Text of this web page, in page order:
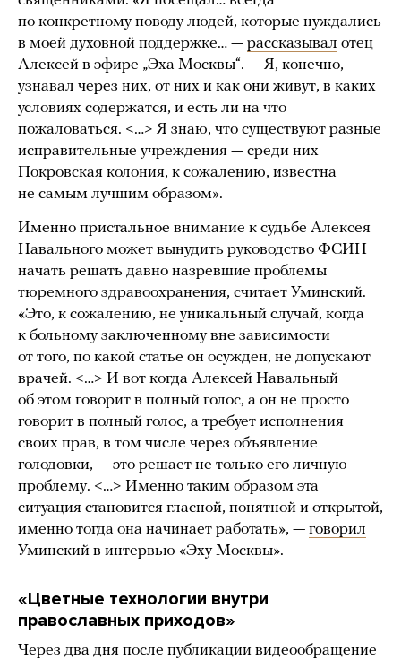
по конкретному поводу людей, которые нуждались
в моей духовной поддержке… — рассказывал отец
Алексей в эфире „Эха Москвы“. — Я, конечно,
узнавал через них, от них и как они живут, в каких
условиях содержатся, и есть ли на что
пожаловаться. <…> Я знаю, что существуют разные
исправительные учреждения — среди них
Покровская колония, к сожалению, известна
не самым лучшим образом».
Именно пристальное внимание к судьбе Алексея
Навального может вынудить руководство ФСИН
начать решать давно назревшие проблемы
тюремного здравоохранения, считает Уминский.
«Это, к сожалению, не уникальный случай, когда
к больному заключенному вне зависимости
от того, по какой статье он осужден, не допускают
врачей. <…> И вот когда Алексей Навальный
об этом говорит в полный голос, а он не просто
говорит в полный голос, а требует исполнения
своих прав, в том числе через объявление
голодовки, — это решает не только его личную
проблему. <…> Именно таким образом эта
ситуация становится гласной, понятной и открытой,
именно тогда она начинает работать», — говорил
Уминский в интервью «Эху Москвы».
«Цветные технологии внутри
православных приходов»
Через два дня после публикации видеообращение